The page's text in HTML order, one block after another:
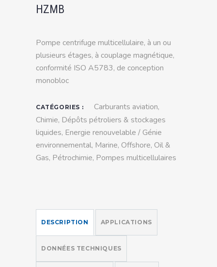
HZMB
Pompe centrifuge multicellulaire, à un ou
plusieurs étages, à couplage magnétique,
conformité ISO A5783, de conception
monobloc
CATÉGORIES : Carburants aviation,
Chimie, Dépôts pétroliers & stockages
liquides, Energie renouvelable / Génie
environnemental, Marine, Offshore, Oil &
Gas, Pétrochimie, Pompes multicellulaires
DESCRIPTION APPLICATIONS
DONNÉES TECHNIQUES